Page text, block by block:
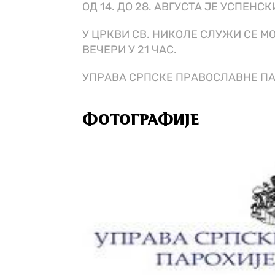
ОД 14. ДО 28. АВГУСТА ЈЕ
У ЦРКВИ СВ. НИКОЛЕ СЛУЖИ СЕ
ВЕЧЕРИ У 21 ЧАС.
УПРАВА СРПСКЕ ПРАВОСЛАВНЕ
ФОТОГРАФИЈЕ